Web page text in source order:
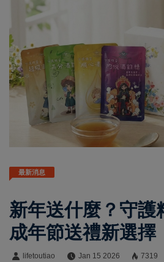
最新消息
新年送什麼？守護
成年節送禮新選擇
lifetoutiao Jan 15 2026 7319